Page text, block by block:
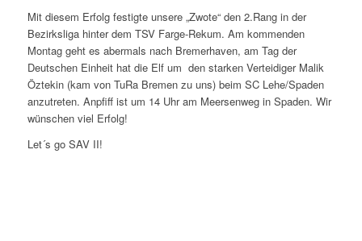
Mit diesem Erfolg festigte unsere „Zwote“ den 2.Rang in der
Bezirksliga hinter dem TSV Farge-Rekum. Am kommenden
Montag geht es abermals nach Bremerhaven, am Tag der
Deutschen Einheit hat die Elf um den starken Verteidiger Malik
Öztekin (kam von TuRa Bremen zu uns) beim SC Lehe/Spaden
anzutreten. Anpfiff ist um 14 Uhr am Meersenweg in Spaden. Wir
wünschen viel Erfolg!
Let´s go SAV II!